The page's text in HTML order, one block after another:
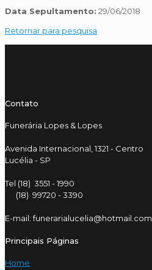
Data Sepultamento: 29/06/2018
Retornar para pesquisa
Contato
Funerária Lopes & Lopes
Avenida Internacional, 1321 - Centro
Lucélia - SP
Tel (18) 3551 - 1990
(18) 99720 - 3390
E-mail: funerarialucelia@hotmail.com
Principais Páginas
Home